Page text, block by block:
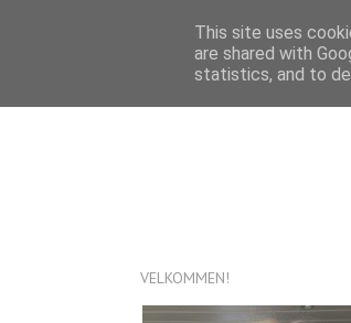
VELKOMMEN!
This site uses
are shared with
statistics, and to